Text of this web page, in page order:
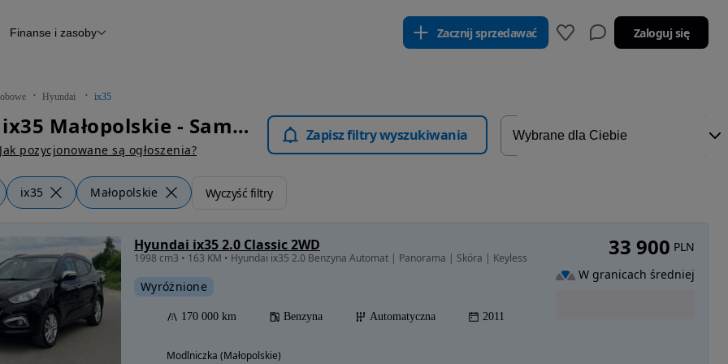
Raport z inspekcji
Otomoto News
Finanse i zasoby Zacznij sprzedawać Zaloguj się
Hyundai ix35
Hyundai ix35 Małopolskie - Samochody Osobowe
Jak pozycjonowane są ogłoszenia?
Zapisz filtry wyszukiwania
ix35 Małopolskie Wyczyść filtry
Hyundai ix35 2.0 Classic 2WD
1998 cm3 • 163 KM • Hyundai ix35 2.0 Benzyna Automat | Panorama | Skóra | Keyless
Wyróżnione
170 000 km Benzyna Automatyczna 2011
Modlniczka (Małopolskie)
33 900 PLN
W granicach średniej